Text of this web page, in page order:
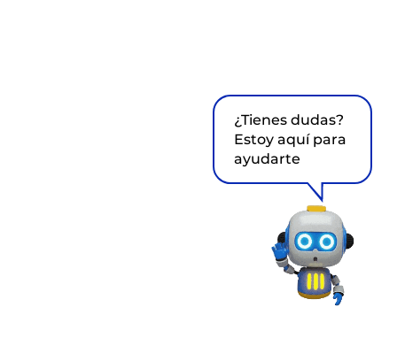
¿Tienes dudas?
Estoy aquí para
ayudarte